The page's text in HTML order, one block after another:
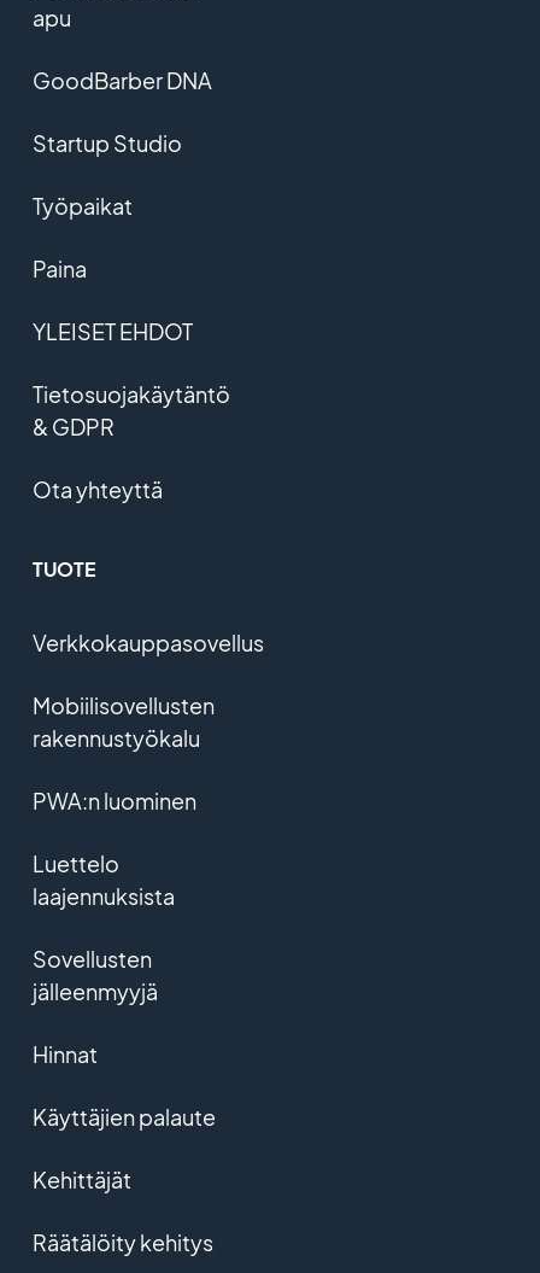
apu
GoodBarber DNA
Startup Studio
Työpaikat
Paina
YLEISET EHDOT
Tietosuojakäytäntö
& GDPR
Ota yhteyttä
TUOTE
Verkkokauppasovellus
Mobiilisovellusten
rakennustyökalu
PWA:n luominen
Luettelo
laajennuksista
Sovellusten
jälleenmyyjä
Hinnat
Käyttäjien palaute
Kehittäjät
Räätälöity kehitys